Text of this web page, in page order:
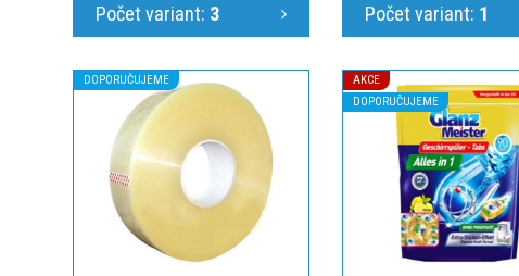
Počet variant: 3 Počet variant: 1
DOPORUČUJEME
AKCE
DOPORUČUJEME